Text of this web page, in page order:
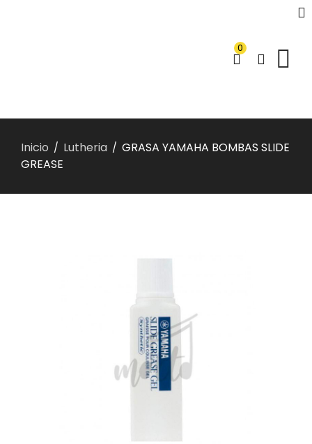
0
Inicio / Lutheria / GRASA YAMAHA BOMBAS SLIDE
GREASE